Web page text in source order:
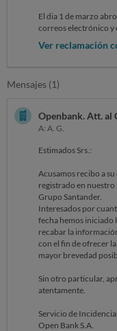
El dia 1 de marzo
correos electrónico y
pregunta por lo que
me pongo en
les comento que
correos de que mi
Hoy dia 5 de marzo
cancelación de
otra vez por teléfono
sirven de nada al
me dicen nada claro
mi baja y no saven
dicen que ya a sido
solicitud de
se niegan que espere
contestan para pedir
en la obligación de
que quede
cual estoy solicitando
mi derecho de
contratacion que fue
necesarias para
SOLICITO LA BAJA
Ver reclamación
Mensajes (1)
Openbank. Att. al
A: A. G.
Estimados Srs.:
Acusamos recibo a
registrado en nuestro
Grupo Santander.
Interesados por
fecha hemos
recabar la
con el fin de ofrecer
mayor brevedad
Sin otro particular,
atentamente.
Servicio de
Open Bank S.A.